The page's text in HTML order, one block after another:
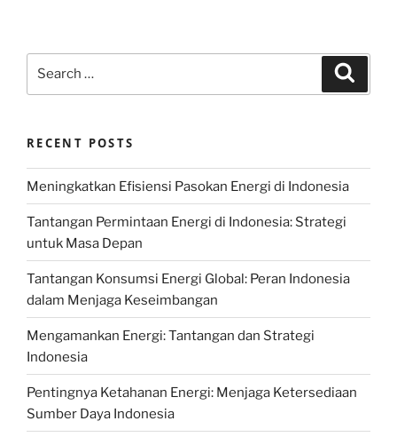
RECENT POSTS
Meningkatkan Efisiensi Pasokan Energi di Indonesia
Tantangan Permintaan Energi di Indonesia: Strategi
untuk Masa Depan
Tantangan Konsumsi Energi Global: Peran Indonesia
dalam Menjaga Keseimbangan
Mengamankan Energi: Tantangan dan Strategi
Indonesia
Pentingnya Ketahanan Energi: Menjaga Ketersediaan
Sumber Daya Indonesia